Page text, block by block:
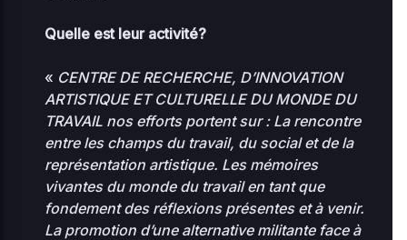
Home Directory
Quelle est leur activité?
« CENTRE DE RECHERCHE, D’INNOVATION
ARTISTIQUE ET CULTURELLE DU MONDE DU
TRAVAIL nos efforts portent sur : La rencontre
entre les champs du travail, du social et de la
représentation artistique. Les mémoires
vivantes du monde du travail en tant que
fondement des réflexions présentes et à venir.
La promotion d’une alternative militante face à